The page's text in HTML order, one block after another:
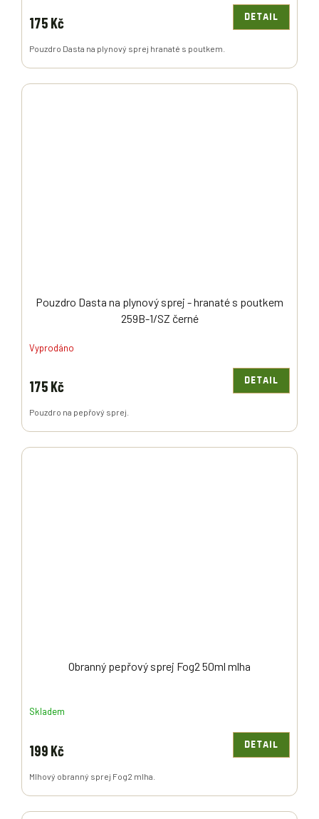
175 Kč DETAIL
Pouzdro Dasta na plynový sprej hranaté s poutkem.
Pouzdro Dasta na plynový sprej - hranaté s poutkem
259B-1/SZ černé
Vyprodáno
175 Kč DETAIL
Pouzdro na pepřový sprej.
Obranný pepřový sprej Fog2 50ml mlha
Skladem
199 Kč DETAIL
Mlhový obranný sprej Fog2 mlha.